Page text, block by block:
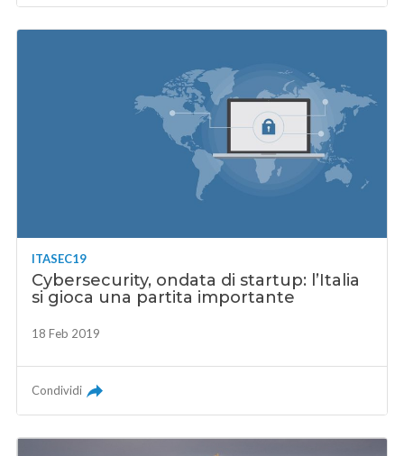
ITASEC19
Cybersecurity, ondata di startup: l’Italia
si gioca una partita importante
18 Feb 2019
Condividi